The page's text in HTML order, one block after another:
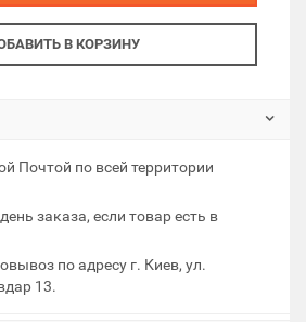
В КОРЗИНУ
Почтой по всей территории
заказа, если товар есть в
по адресу г. Киев, ул.
13.